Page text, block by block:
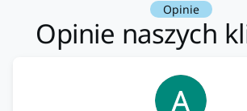
Opinie
Opinie naszych